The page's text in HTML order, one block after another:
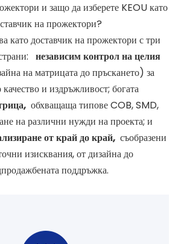
и защо да изберете KEOU като
на прожектори?
като доставчик на прожектори с три
независим контрол на целия
на матрицата до пръскането) за
и издръжливост; богата
обхващаща типове COB, SMD,
на различни нужди на проекта; и
от край до край, съобразени
изисквания, от дизайна до
поддръжка.